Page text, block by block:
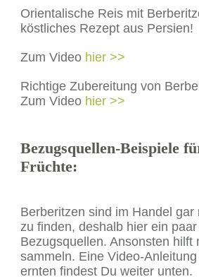
Orientalische Reis mit
köstliches Rezept aus Persien!
Zum Video hier >>
Richtige Zubereitung von
Zum Video hier >>
Bezugsquellen-Beispiele
Früchte:
Berberitzen sind im Handel gar
zu finden, deshalb hier ein
Bezugsquellen. Ansonsten hilft
sammeln. Eine Video-
ernten findest Du weiter unten.